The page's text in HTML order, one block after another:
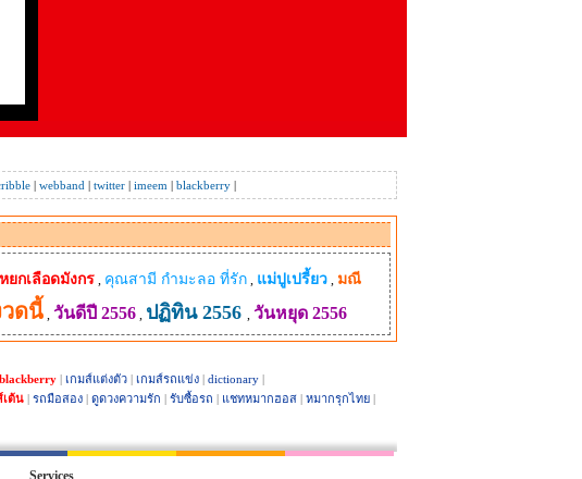
| webband | twitter| imeem | blackberry|
หยกเลือดมังกร, คุณสามี กํามะลอ ที่รัก, แม่ปูเปรี้ยว, มณี
วดนี้, วันดีปี 2556, ปฏิทิน 2556 , วันหยุด 2556
blackberry| เกมส์แต่งตัว| เกมส์รถแข่ง| dictionary|
เต้น | รถมือสอง | ดูดวงความรัก | รับซื้อรถ | แชทหมากฮอส | หมากรุกไทย |
Services